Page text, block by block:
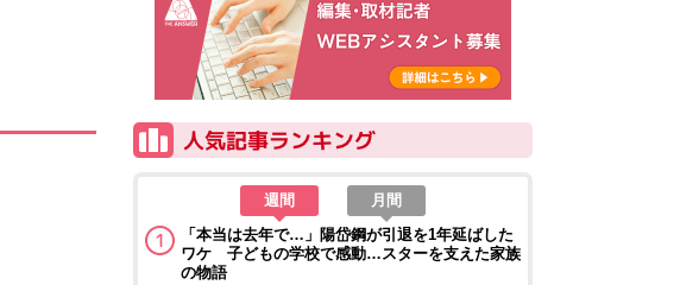
週間
月間
「本当は去年で…」陽岱鋼が引退を1年延ばした
ワケ 子どもの学校で感動…スターを支えた家族
の物語